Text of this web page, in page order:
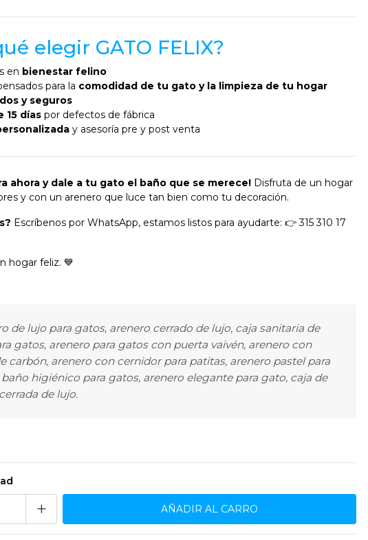
elegir GATO FELIX?
en bienestar felino
para la comodidad de tu gato y la limpieza de tu hogar
y seguros
15 días por defectos de fábrica
y asesoría pre y post venta
ahora y dale a tu gato el baño que se merece! Disfruta de un hogar
y con un arenero que luce tan bien como tu decoración.
Escríbenos por WhatsApp, estamos listos para ayudarte: 👉 315 310 17
hogar feliz. 💙
de lujo para gatos, arenero cerrado de lujo, caja sanitaria de
gatos, arenero para gatos con puerta vaivén, arenero con
carbón, arenero con cernidor para patitas, arenero pastel para
higiénico para gatos, arenero elegante para gato, caja de
de lujo.
+